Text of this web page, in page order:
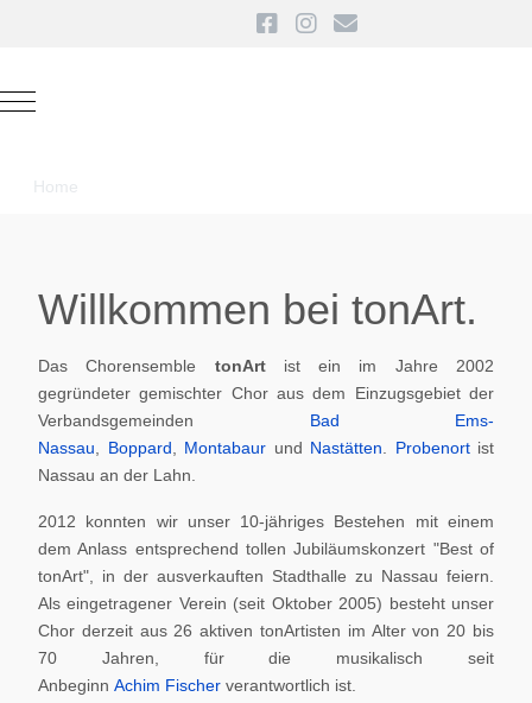
Mobile Menu Toggle
Home
Willkommen bei tonArt.
Das Chorensemble tonArt ist ein im Jahre 2002
gegründeter gemischter Chor aus dem Einzugsgebiet der
Verbandsgemeinden Bad Ems-
Nassau
Boppard Montabaur und Nastätten Probenortist
Nassau an der Lahn.
2012 konnten wir unser 10-jähriges Bestehen mit einem
dem Anlass entsprechend tollen Jubiläumskonzert "Best of
tonArt", in der ausverkauften Stadthalle zu Nassau feiern.
Als eingetragener Verein (seit Oktober 2005) besteht unser
Chor derzeit aus 26 aktiven tonArtisten im Alter von 20 bis
70 Jahren, für die musikalisch seit
Anbeginn Achim Fischer verantwortlich ist.